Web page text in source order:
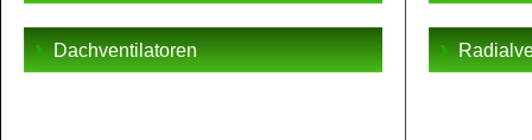
Dachventilatoren